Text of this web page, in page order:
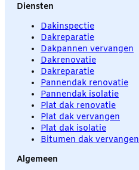
Diensten
Dakinspectie
Dakreparatie
Dakpannen vervangen
Dakrenovatie
Dakreparatie
Pannendak renovatie
Pannendak isolatie
Plat dak renovatie
Plat dak vervangen
Plat dak isolatie
Bitumen dak vervangen
Algemeen